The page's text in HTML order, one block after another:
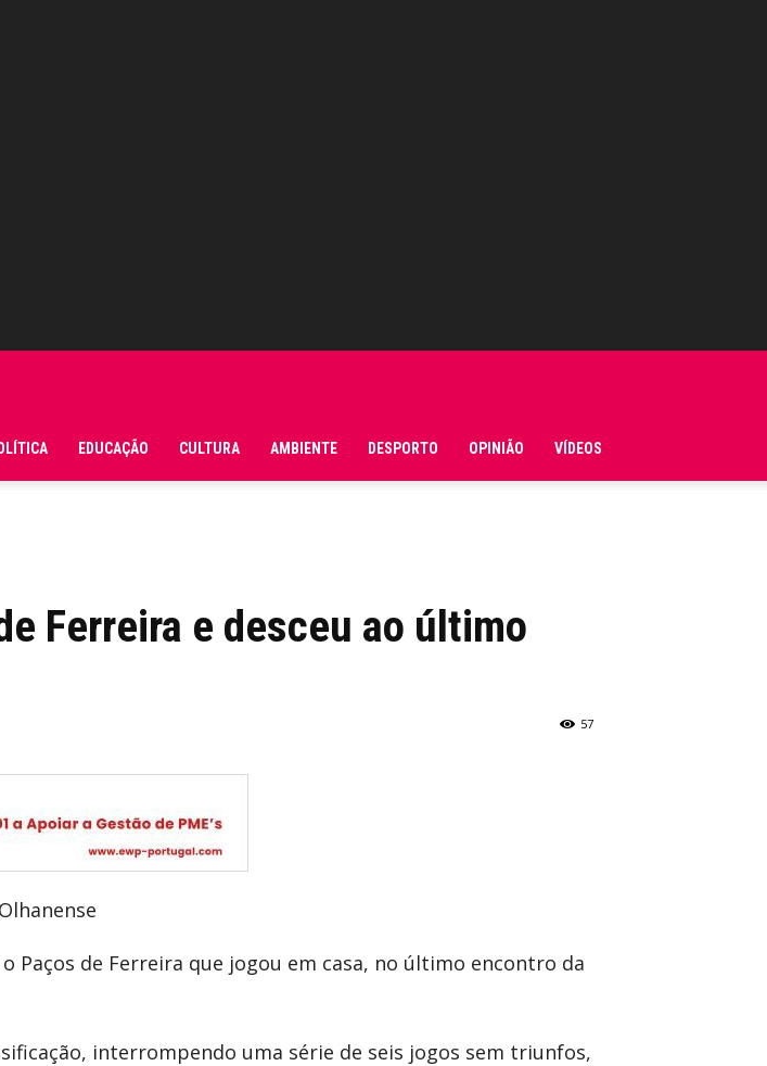
EDUCAÇÃO CULTURA AMBIENTE DESPORTO OPINIÃO VÍDEOS
Ferreira e desceu ao último
57
Paços de Ferreira que jogou em casa, no último encontro da
interrompendo uma série de seis jogos sem triunfos,